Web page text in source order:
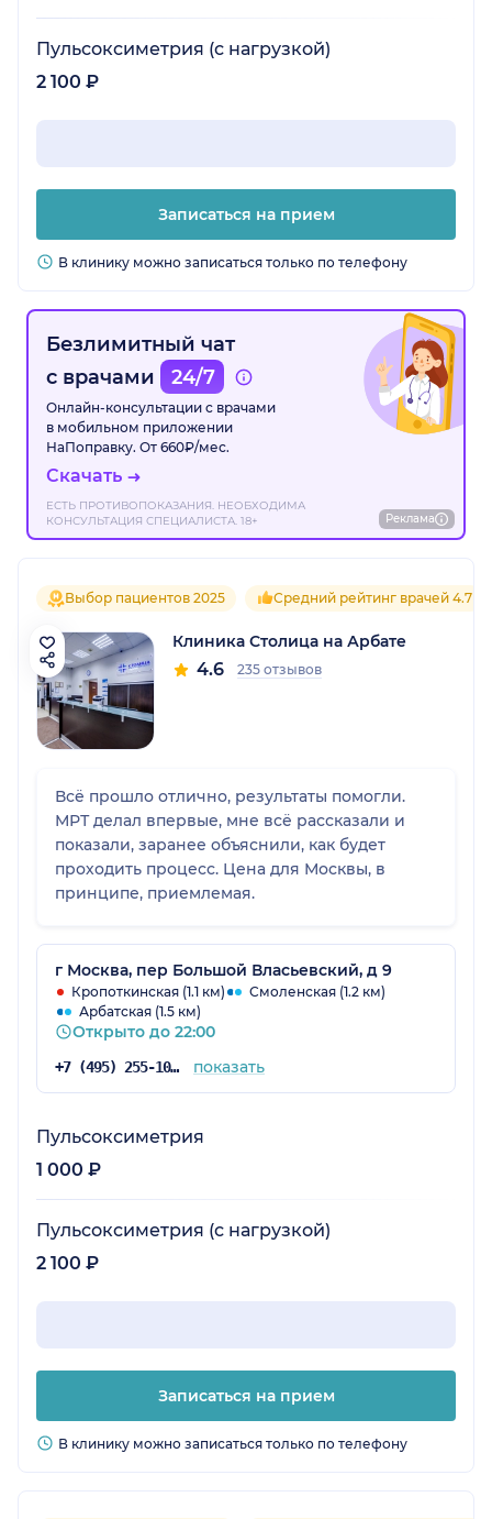
Пульсоксиметрия (с нагрузкой)
2 100 ₽
Записаться на прием
В клинику можно записаться только по телефону
Безлимитный чат
с врачами
24/7
Онлайн-консультации с врачами
в мобильном приложении
НаПоправку. От 660₽/мес.
Скачать
ЕСТЬ ПРОТИВОПОКАЗАНИЯ. НЕОБХОДИМА
КОНСУЛЬТАЦИЯ СПЕЦИАЛИСТА. 18+
Реклама
Выбор пациентов 2025 Средний рейтинг врачей 4.7
Клиника Столица на Арбате
4.6 235 отзывов
Всё прошло отлично, результаты помогли.
МРТ делал впервые, мне всё рассказали и
показали, заранее объяснили, как будет
проходить процесс. Цена для Москвы, в
принципе, приемлемая.
г Москва, пер Большой Власьевский, д 9
Кропоткинская (1.1 км)
Смоленская (1.2 км)
Арбатская (1.5 км)
Открыто до 22:00
+7 (495) 255-10-78 показать
Пульсоксиметрия
1 000 ₽
Пульсоксиметрия (с нагрузкой)
2 100 ₽
Записаться на прием
В клинику можно записаться только по телефону